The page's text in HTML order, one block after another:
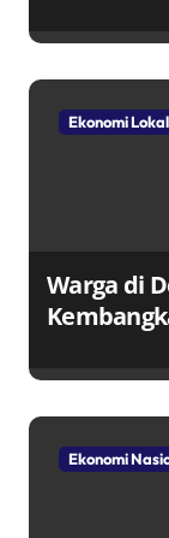
Melalui
Ekonomi Lokal
Warga di
Ekonomi